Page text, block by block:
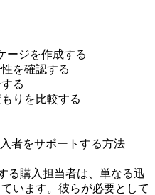
ージを作成する
を確認する
る
りを比較する
者をサポートする方法
る購入担当者は、単なる迅
います。彼らが必要として